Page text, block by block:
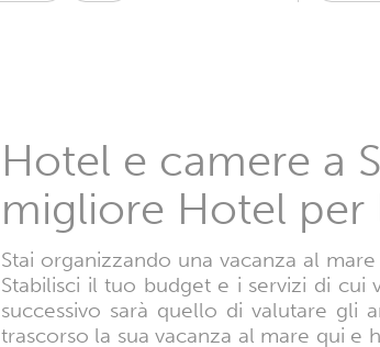
Hotel e camere a
migliore Hotel per
Stai organizzando una vacanza al
Stabilisci il tuo budget e i servizi di
successivo sarà quello di valutare gli
trascorso la sua vacanza al mare qui